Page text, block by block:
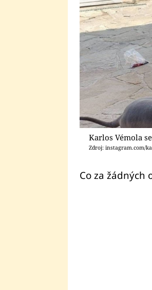
Karlos Vémola
Zdroj: instagram.com/
Co za žádných